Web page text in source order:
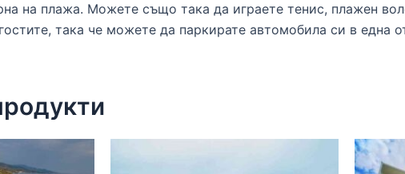
на плажа. Можете също така да играете тенис, плажен
така че можете да паркирате автомобила си в една